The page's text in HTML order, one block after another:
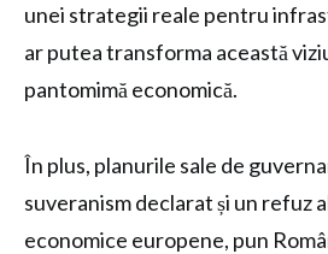
unei strategii reale pentru
ar putea transforma această
pantomimă economică.
În plus, planurile sale de
suveranism declarat și un refuz
economice europene, pun